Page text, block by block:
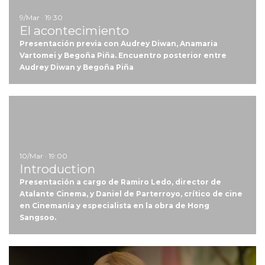
9/Mar · 19:30
El acontecimiento
Presentación previa con Audrey Diwan, Anamaria
Vartomei y Begoña Piña. Encuentro posterior entre
Audrey Diwan y Begoña Piña
10/Mar · 19:00
Introduction
Presentación a cargo de Ramiro Ledo, director de
Atalante Cinema, y Daniel de Parterroyo, crítico de cine
en Cinemanía y especialista en la obra de Hong
Sangsoo.